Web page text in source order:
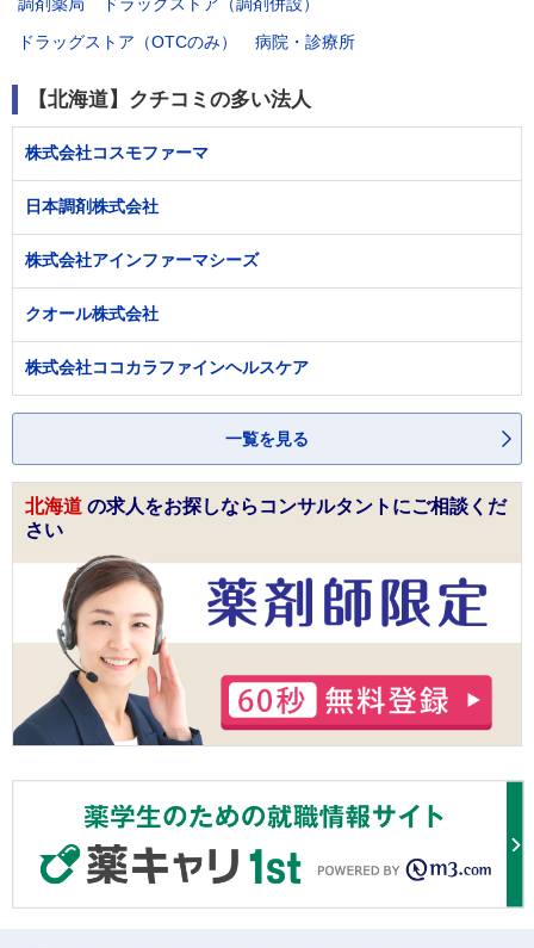
ドラッグストア（OTCのみ）
病院・診療所
【北海道】クチコミの多い法人
株式会社コスモファーマ
日本調剤株式会社
株式会社アインファーマシーズ
クオール株式会社
株式会社ココカラファインヘルスケア
一覧を見る
北海道 の求人をお探しならコンサルタントにご相談くだ
さい